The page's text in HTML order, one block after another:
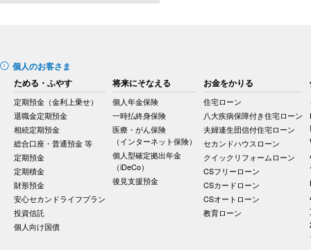
個人のお客さま
ためる・ふやす
定期預金（金利上乗せ）
退職金定期預金
相続定期預金
総合口座・普通預金 等
定期預金
定期積金
財形預金
安心セカンドライフプラン
投資信託
個人向け国債
将来にそなえる
個人年金保険
一時払終身保険
医療・がん保険
（インターネット保険）
個人型確定拠出年金
（iDeCo）
後見支援預金
お金をかりる
住宅ローン
八大疾病保障付き住宅ローン
夫婦連生団信付住宅ローン
セカンドハウスローン
クイックリフォームローン
CSフリーローン
CSカードローン
CSオートローン
教育ローン